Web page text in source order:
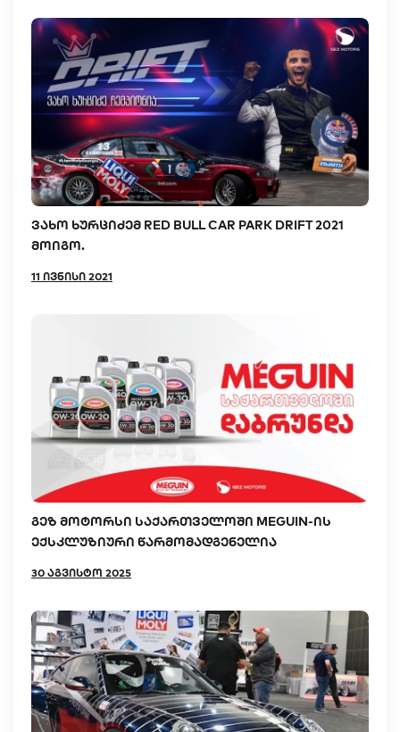
ვახო ხურციძემ RED BULL CAR PARK DRIFT 2021
მოიგო.
11 ივნისი 2021
გეზ მოტორსი საქართველოში MEGUIN-ის
ექსკლუზიური წარმომადგენელია
30 აგვისტო 2025